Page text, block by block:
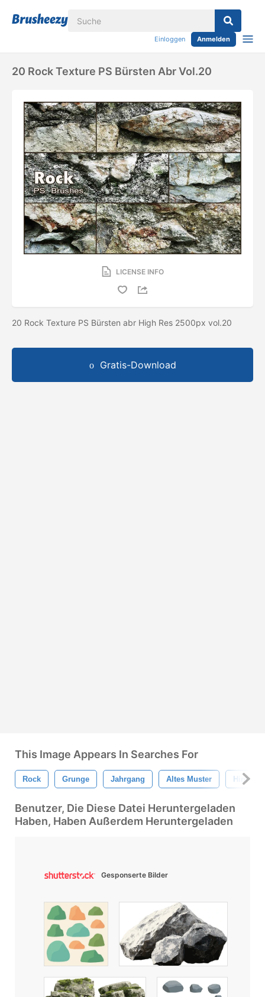
Einloggen Anmelden
20 Rock Texture PS Bürsten Abr Vol.20
LICENSE INFO
20 Rock Texture PS Bürsten abr High Res 2500px vol.20
Gratis-Download
This Image Appears In Searches For
Rock Grunge Jahrgang Altes Muster
Benutzer, Die Diese Datei Heruntergeladen
Haben, Haben Außerdem Heruntergeladen
Gesponserte Bilder